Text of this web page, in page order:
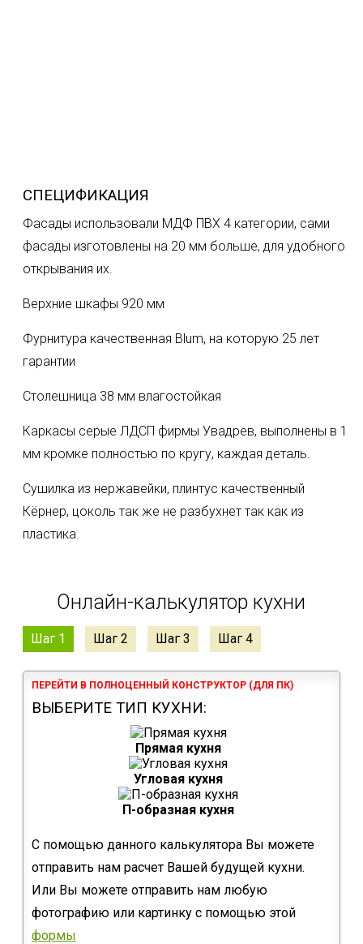
СПЕЦИФИКАЦИЯ
Фасады использовали МДФ ПВХ 4 категории, сами
фасады изготовлены на 20 мм больше, для удобного
открывания их.
Верхние шкафы 920 мм
Фурнитура качественная Blum, на которую 25 лет
гарантии
Столешница 38 мм влагостойкая
Каркасы серые ЛДСП фирмы Увадрев, выполнены в 1
мм кромке полностью по кругу, каждая деталь.
Сушилка из нержавейки, плинтус качественный
Кëрнер, цоколь так же не разбухнет так как из
пластика.
Онлайн-калькулятор кухни
Шаг 1 Шаг 2 Шаг 3 Шаг 4
ПЕРЕЙТИ В ПОЛНОЦЕННЫЙ КОНСТРУКТОР (ДЛЯ ПК)
ВЫБЕРИТЕ ТИП КУХНИ:
Прямая кухня
Угловая кухня
П-образная кухня
С помощью данного калькулятора Вы можете
отправить нам расчет Вашей будущей кухни.
Или Вы можете отправить нам любую
фотографию или картинку с помощью этой
формы